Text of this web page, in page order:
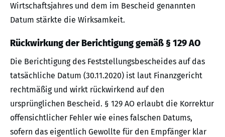
Wirtschaftsjahres und dem im Bescheid genannten
Datum stärkte die Wirksamkeit.
Rückwirkung der Berichtigung gemäß § 129 AO
Die Berichtigung des Feststellungsbescheides auf das
tatsächliche Datum (30.11.2020) ist laut Finanzgericht
rechtmäßig und wirkt rückwirkend auf den
ursprünglichen Bescheid. § 129 AO erlaubt die Korrektur
offensichtlicher Fehler wie eines falschen Datums,
sofern das eigentlich Gewollte für den Empfänger klar